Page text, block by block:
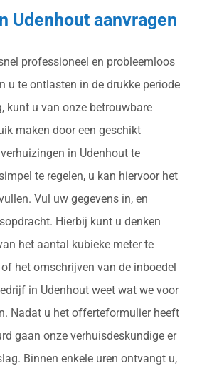
Udenhout aanvragen
professioneel en probleemloos
u te ontlasten in de drukke periode
kunt u van onze betrouwbare
maken door een geschikt
in Udenhout te
te regelen, u kan hiervoor het
Vul uw gegevens in, en
Hierbij kunt u denken
het aantal kubieke meter te
het omschrijven van de inboedel
in Udenhout weet wat we voor
Nadat u het offerteformulier heeft
gaan onze verhuisdeskundige er
Binnen enkele uren ontvangt u,